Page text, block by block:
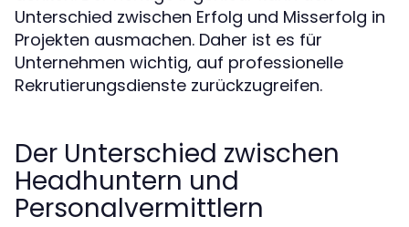
Unterschied zwischen Erfolg und Misserfolg in
Projekten ausmachen. Daher ist es für
Unternehmen wichtig, auf professionelle
Rekrutierungsdienste zurückzugreifen.
Der Unterschied zwischen
Headhuntern und
Personalvermittlern